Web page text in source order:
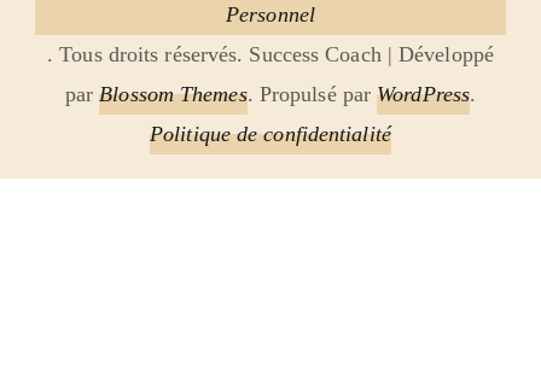
Personnel
. Tous droits réservés. Success Coach | Développé
parBlossom Themes. Propulsé parWordPress.
Politique de confidentialité